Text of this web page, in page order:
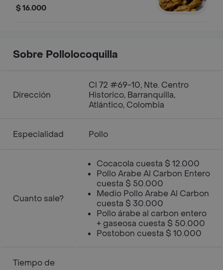
plátano maduro. Incluye sopa y
$ 16.000
Sobre Pollolocoquilla
Dirección
Cl 72 #69-10, Nte. Centro
Historico, Barranquilla,
Atlántico, Colombia
Especialidad Pollo
Cuanto sale?
Cocacola cuesta $ 12.000
Pollo Arabe Al Carbon Entero
cuesta $ 50.000
Medio Pollo Arabe Al Carbon
cuesta $ 30.000
Pollo árabe al carbon entero
+ gaseosa cuesta $ 50.000
Postobon cuesta $ 10.000
Tiempo de